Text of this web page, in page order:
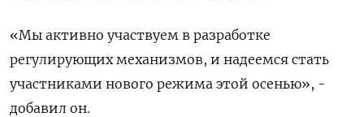
«Мы активно участвуем в разработке
регулирующих механизмов, и надеемся стать
участниками нового режима этой осенью», -
добавил он.